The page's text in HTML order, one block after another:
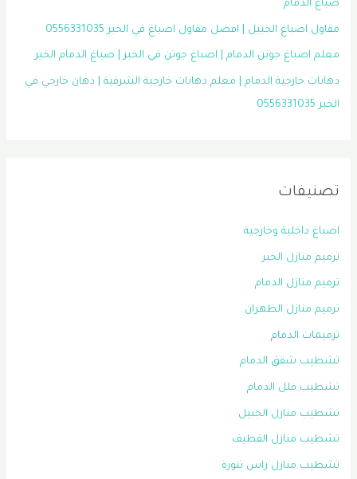
صباغ الدمام
مقاول اصباغ الجبيل | افضل مقاول اصباغ في الخبر 0556331035
معلم اصباغ جوتن الدمام | اصباغ جوتن في الخبر | صباغ الدمام الخبر
دهانات خارجية الدمام | معلم دهانات خارجية الشرقية | دهان خارجي في
الخبر 0556331035
تصنيفات
اصباغ داخلية وخارجية
ترميم منازل الخبر
ترميم منازل الدمام
ترميم منازل الظهران
ترميمات الدمام
تشطيب شقق الدمام
تشطيب فلل الدمام
تشطيب منازل الجبيل
تشطيب منازل القطيف
تشطيب منازل راس تنورة